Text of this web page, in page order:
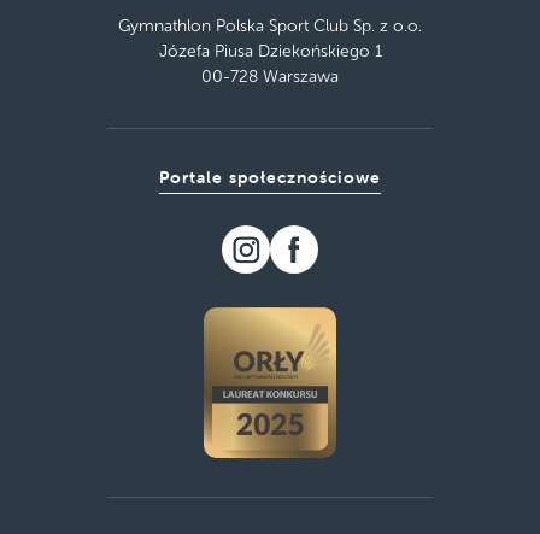
Gymnathlon Polska Sport Club Sp. z o.o.
Józefa Piusa Dziekońskiego 1
00-728 Warszawa
Portale społecznościowe